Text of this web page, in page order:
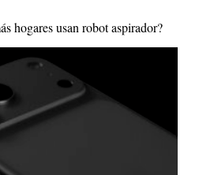
hogares usan robot aspirador?